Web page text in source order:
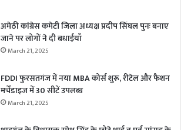
अमेठी कांग्रेस कमेटी जिला अध्यक्ष प्रदीप सिंघल पुनः बनाए
जाने पर लोगों ने दी बधाईयाँ
March 21, 2025
FDDI फुरसतगंज में नया MBA कोर्स शुरू, रीटेल और फैशन
मर्चेंडाइज में 30 सीटें उपलब्ध
March 21, 2025